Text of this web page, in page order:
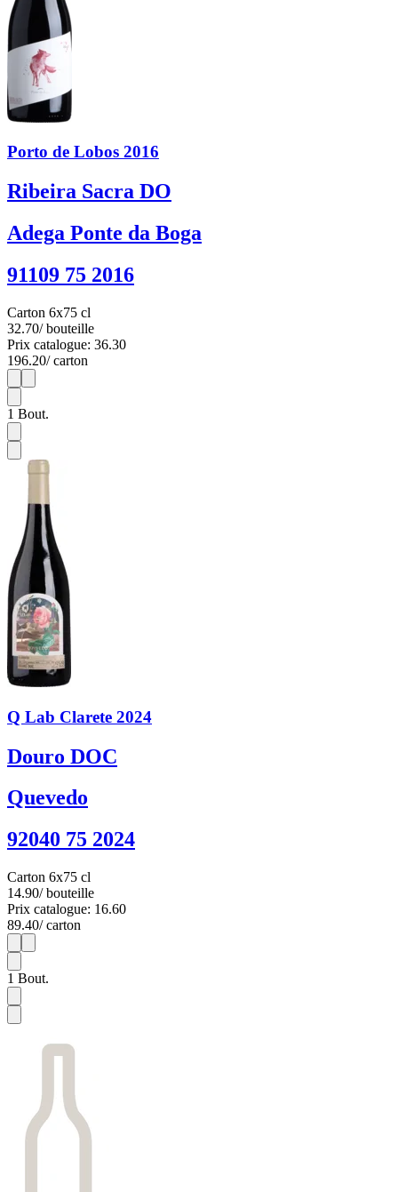
Porto de Lobos 2016
Ribeira Sacra DO
Adega Ponte da Boga
91109 75 2016
Carton 6x75 cl
32.70/ bouteille
Prix catalogue: 36.30
196.20/ carton
1
1 Bout.
Q Lab Clarete 2024
Douro DOC
Quevedo
92040 75 2024
Carton 6x75 cl
14.90/ bouteille
Prix catalogue: 16.60
89.40/ carton
1
1 Bout.